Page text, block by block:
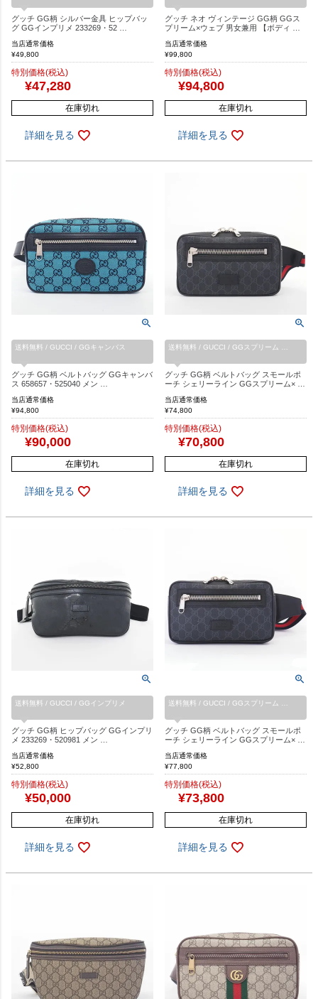
グッチ GG柄 シルバー金具 ヒップバッ
グ GGインプリメ 233269・52 …
当店通常価格
¥49,800
特別価格(税込)
¥47,280
在庫切れ
詳細を見る
グッチ ネオ ヴィンテージ GG柄 GGス
プリーム×ウェブ 男女兼用 【ボディ …
当店通常価格
¥99,800
特別価格(税込)
¥94,800
在庫切れ
詳細を見る
送料無料 / GUCCI / GGキャンバス
グッチ GG柄 ベルトバッグ GGキャンバ
ス 658657・525040 メン …
当店通常価格
¥94,800
特別価格(税込)
¥90,000
在庫切れ
詳細を見る
送料無料 / GUCCI / GGスプリーム …
グッチ GG柄 ベルトバッグ スモールポ
ーチ シェリーライン GGスプリーム× …
当店通常価格
¥74,800
特別価格(税込)
¥70,800
在庫切れ
詳細を見る
送料無料 / GUCCI / GGインプリメ
グッチ GG柄 ヒップバッグ GGインプリ
メ 233269・520981 メン …
当店通常価格
¥52,800
特別価格(税込)
¥50,000
在庫切れ
詳細を見る
送料無料 / GUCCI / GGスプリーム …
グッチ GG柄 ベルトバッグ スモールポ
ーチ シェリーライン GGスプリーム× …
当店通常価格
¥77,800
特別価格(税込)
¥73,800
在庫切れ
詳細を見る